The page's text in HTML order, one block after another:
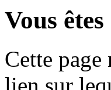
Vous
Cette